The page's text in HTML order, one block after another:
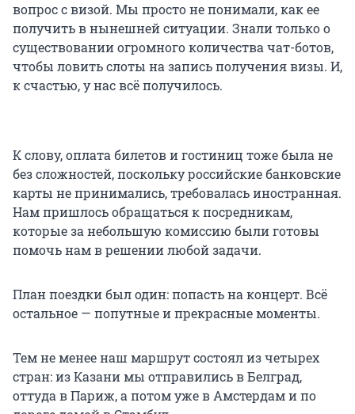
вопрос с визой. Мы просто не понимали, как ее
получить в нынешней ситуации. Знали только о
существовании огромного количества чат-ботов,
чтобы ловить слоты на запись получения визы. И,
к счастью, у нас всё получилось.
К слову, оплата билетов и гостиниц тоже была не
без сложностей, поскольку российские банковские
карты не принимались, требовалась иностранная.
Нам пришлось обращаться к посредникам,
которые за небольшую комиссию были готовы
помочь нам в решении любой задачи.
План поездки был один: попасть на концерт. Всё
остальное — попутные и прекрасные моменты.
Тем не менее наш маршрут состоял из четырех
стран: из Казани мы отправились в Белград,
оттуда в Париж, а потом уже в Амстердам и по